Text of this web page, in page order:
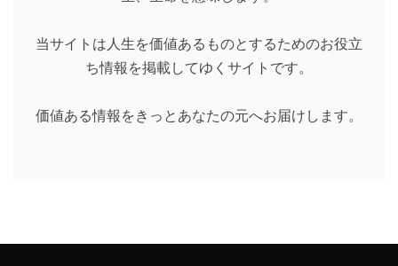
当サイトは人生を価値あるものとするためのお役立
ち情報を掲載してゆくサイトです。
価値ある情報をきっとあなたの元へお届けします。